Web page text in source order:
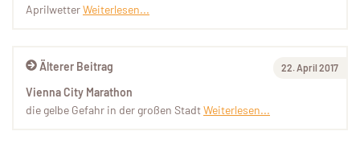
Älterer Beitrag 22. April 2017
Vienna City Marathon
die gelbe Gefahr in der großen StadtWeiterlesen...
AprilwetterWeiterlesen...